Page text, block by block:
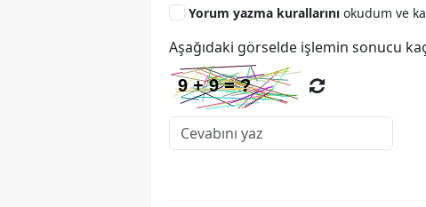
Yorum yazma kurallarını okudum ve
Aşağıdaki görselde işlemin sonucu